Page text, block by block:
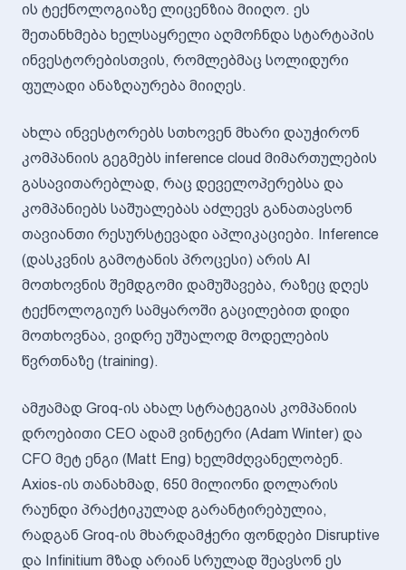
ის ტექნოლოგიაზე ლიცენზია მიიღო. ეს
შეთანხმება ხელსაყრელი აღმოჩნდა სტარტაპის
ინვესტორებისთვის, რომლებმაც სოლიდური
ფულადი ანაზღაურება მიიღეს.
ახლა ინვესტორებს სთხოვენ მხარი დაუჭირონ
კომპანიის გეგმებს inference cloud მიმართულების
გასავითარებლად, რაც დეველოპერებსა და
კომპანიებს საშუალებას აძლევს განათავსონ
თავიანთი რესურსტევადი აპლიკაციები. Inference
(დასკვნის გამოტანის პროცესი) არის AI
მოთხოვნის შემდგომი დამუშავება, რაზეც დღეს
ტექნოლოგიურ სამყაროში გაცილებით დიდი
მოთხოვნაა, ვიდრე უშუალოდ მოდელების
წვრთნაზე (training).
ამჟამად Groq-ის ახალ სტრატეგიას კომპანიის
დროებითი CEO ადამ ვინტერი (Adam Winter) და
CFO მეტ ენგი (Matt Eng) ხელმძღვანელობენ.
Axios-ის თანახმად, 650 მილიონი დოლარის
რაუნდი პრაქტიკულად გარანტირებულია,
რადგან Groq-ის მხარდამჭერი ფონდები Disruptive
და Infinitium მზად არიან სრულად შეავსონ ეს